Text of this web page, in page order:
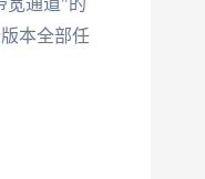
本全部任